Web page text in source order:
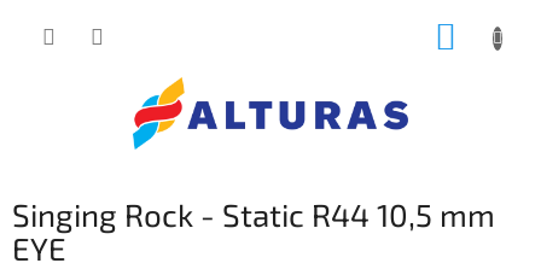
Singing Rock - Static R44 10,5 mm
EYE